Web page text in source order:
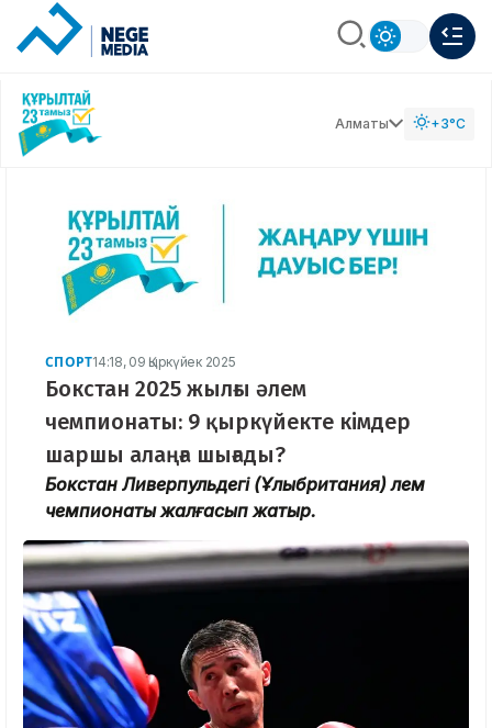
Алматы +3°C
СПОРТ14:18, 09 Қыркүйек 2025
Бокстан 2025 жылғы әлем
чемпионаты: 9 қыркүйекте кімдер
шаршы алаңға шығады?
Бокстан Ливерпульдегі (Ұлыбритания) әлем
чемпионаты жалғасып жатыр.